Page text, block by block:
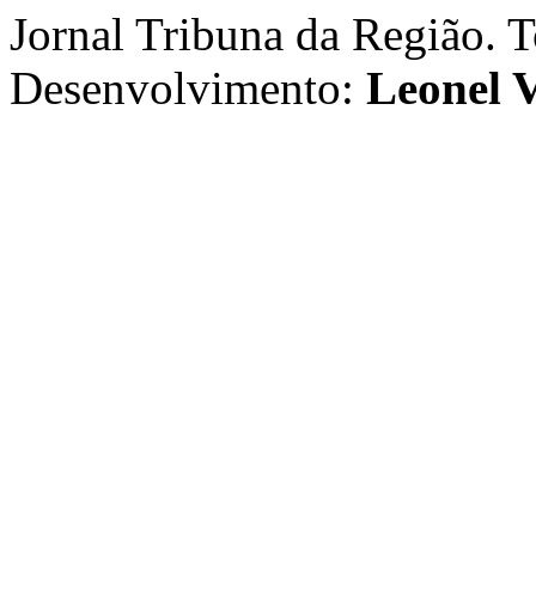
Jornal Tribuna da Região.
Desenvolvimento: Leonel